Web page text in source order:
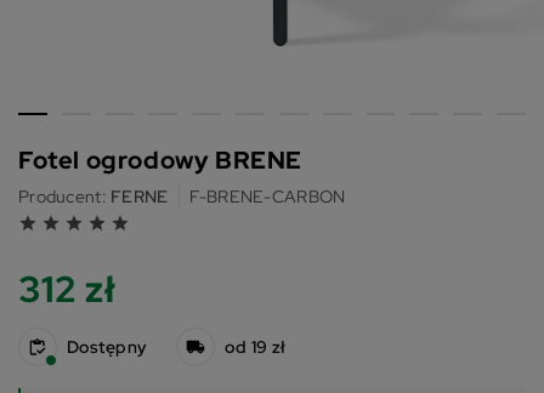
Fotel ogrodowy BRENE
Producent: FERNE F-BRENE-CARBON
grade grade grade grade grade
312 zł
Dostępny od 19 zł